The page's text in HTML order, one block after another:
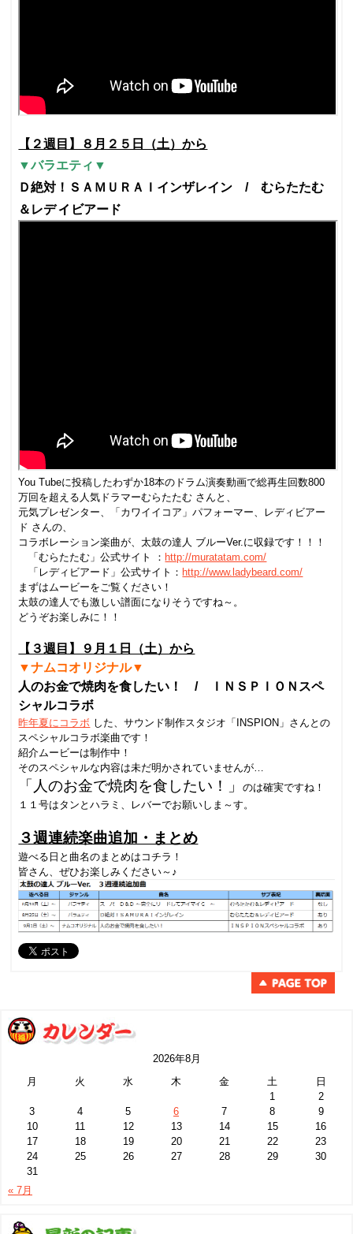
【２週目】８月２５日（土）から
▼バラエティ▼
Ｄ絶対！ＳＡＭＵＲＡＩインザレイン /むらたたむ
＆レディ ビアード
You Tubeに投稿したわずか18本のドラム演奏動画で総再生回数800
万回を超える人気ドラマーむらたたむ さんと、
元気プレゼンター、「カワイイコア」パフォーマー、レディビアー
ド さんの、
コラボレーション楽曲が、太鼓の達人 ブルーVer. に収録です！！！
「むらたたむ」公式サイト ： http://muratatam.com/
「レディビアード」公式サイト： http://www.ladybeard.com/
まずはムービーをご覧ください！
太鼓の達人でも激しい譜面になりそうですね～。
どうぞお楽しみに！！
【３週目】９月１日（土）から
▼ナムコオリジナル▼
人のお金で焼肉を食したい！ / ＩＮＳＰＩＯＮスペ
シャルコラボ
昨年夏にコラボ した、サウンド制作スタジオ「 INSPION 」さんとの
スペシャルコラボ楽曲です！
紹介ムービーは制作中！
そのスペシャルな内容は未だ明かされていませんが…
「人のお金で焼肉を食したい！」のは確実ですね！
１１号はタンとハラミ、レバーでお願いしま～す。
３週連続楽曲追加・まとめ
遊べる日と曲名のまとめはコチラ！
皆さん、ぜひお楽しみください～♪
2026年8月
月
火 水 木 金 土
日
1
2
3
4 5 6 7 8
9
10
11 12 13 14 15
16
17
18 19 20 21 22
23
24
25 26 27 28 29
30
31
« 7月